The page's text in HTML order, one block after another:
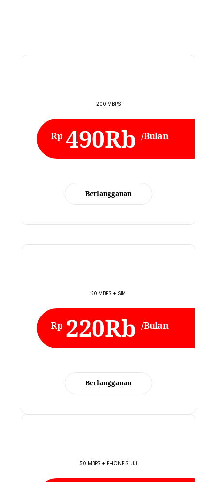
200 MBPS
Rp 490Rb /Bulan
Berlangganan
20 MBPS + SIM
Rp 220Rb /Bulan
Berlangganan
50 MBPS + PHONE SLJJ